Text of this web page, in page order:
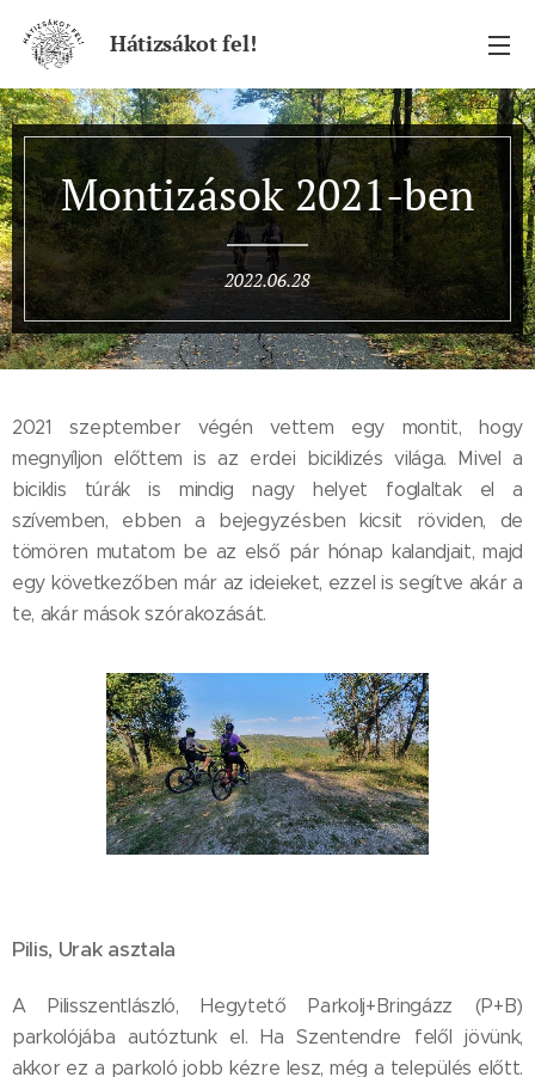
Hátizsákot fel!
Montizások 2021-ben
2022.06.28
2021 szeptember végén vettem egy montit, hogy
megnyíljon előttem is az erdei biciklizés világa. Mivel a
biciklis túrák is mindig nagy helyet foglaltak el a
szívemben, ebben a bejegyzésben kicsit röviden, de
tömören mutatom be az első pár hónap kalandjait, majd
egy következőben már az ideieket, ezzel is segítve akár a
te, akár mások szórakozását.
Pilis, Urak asztala
A Pilisszentlászló, Hegytető Parkolj+Bringázz (P+B)
parkolójába autóztunk el. Ha Szentendre felől jövünk,
akkor ez a parkoló jobb kézre lesz, még a település előtt.